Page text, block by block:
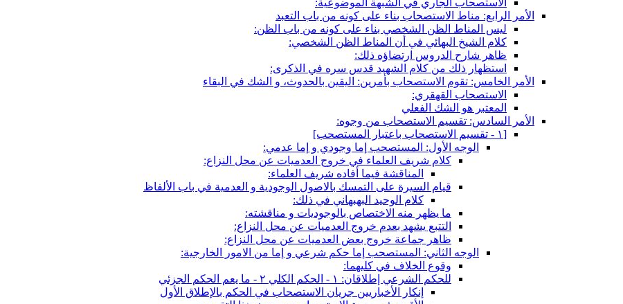
الاستصحاب الجاري في الشبهة الموضوعية:
الأمر الرابع: مناط الاستصحاب بناء على كونه من باب التعبد
ليس المناط الظن الشخصي بناء على كونه من باب الظن:
كلام الشيخ البهائي في أن المناط الظن الشخصي:
ظاهر شارح الدروس ارتضاؤه ذلك:
استظهار ذلك من كلام الشهيد قدس سره في الذكرى:
الأمر الخامس: تقوم الاستصحاب بأمرين: اليقين بالحدوث، و الشك في البقاء
الاستصحاب القهقري:
المعتبر هو الشك الفعلي
الأمر السادس: تقسيم الاستصحاب من وجوه:
[١ - تقسيم الاستصحاب باعتبار المستصحب‏]
الوجه الأول: المستصحب إما وجودي و إما عدمي:
كلام شريف العلماء في خروج العدميات عن محل النزاع:
المناقشة فيما أفاده شريف العلماء:
قيام السيرة على التمسك بالاصول الوجودية و العدمية في باب الألفاظ
كلام الوحيد البهبهاني في ذلك:
ما يظهر منه الاختصاص بالوجوديات و مناقشته:
التتبع يشهد بعدم خروج العدميات عن محل النزاع:
ظاهر جماعة خروج بعض العدميات عن محل النزاع:
الوجه الثاني: المستصحب إما حكم شرعي و إما من الامور الخارجية:
وقوع الخلاف في كليهما:
للحكم الشرعي إطلاقان: ١ - الحكم الكلي ٢ - ما يعم الحكم الجزئي
إنكار الأخباريين جريان الاستصحاب في الحكم بالإطلاق الأول